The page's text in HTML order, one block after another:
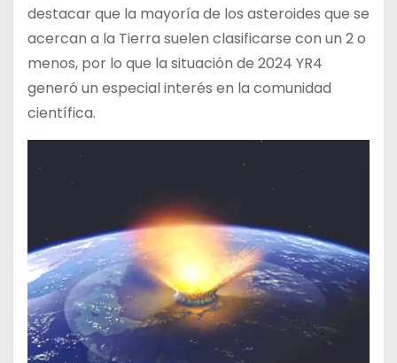
destacar que la mayoría de los asteroides que se
acercan a la Tierra suelen clasificarse con un 2 o
menos, por lo que la situación de 2024 YR4
generó un especial interés en la comunidad
científica.